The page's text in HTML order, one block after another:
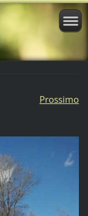
Prossimo